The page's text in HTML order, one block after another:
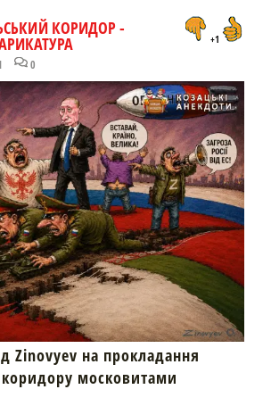
КОРИДОР -
0
+1
Zinovyev на прокладання
коридору московитами